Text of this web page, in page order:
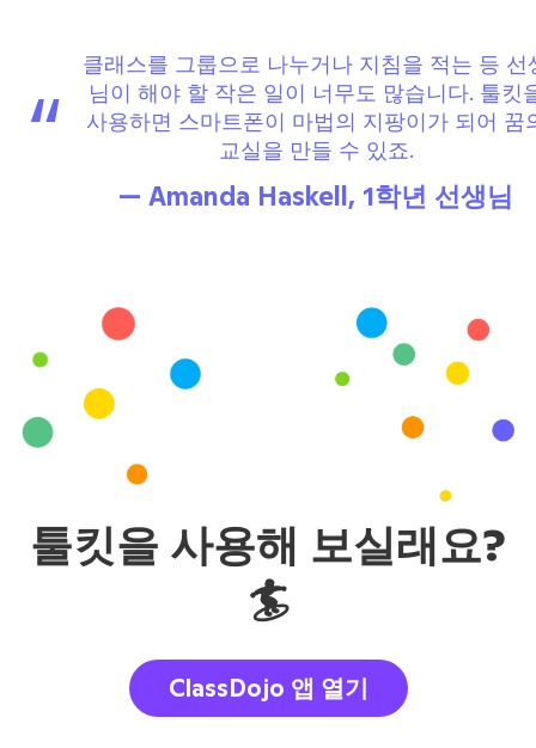
“
클래스를 그룹으로 나누거나 지침을 적는 등 선
님이 해야 할 작은 일이 너무도 많습니다. 툴킷
사용하면 스마트폰이 마법의 지팡이가 되어 꿈
교실을 만들 수 있죠.
— Amanda Haskell, 1학년 선생님
툴킷을 사용해 보실래요?
🏄‍
ClassDojo 앱 열기